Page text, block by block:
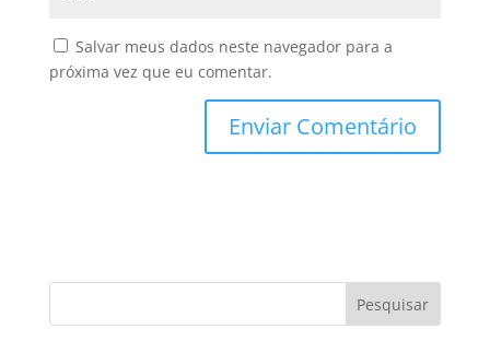
Salvar meus dados neste navegador para a
próxima vez que eu comentar.
Pesquisar